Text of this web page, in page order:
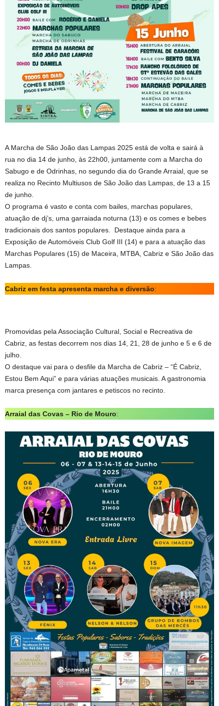
A Marcha de São João das Lampas 2025 está de volta e sairá à
rua no dia 14 de junho, às 22h00, juntamente com a Marcha do
Sabugo e de Odrinhas, no segundo dia do Grande Arraial, que se
realiza no Recinto Multiusos de São João das Lampas, de 13 a 15
de junho.
O programa é vasto e conta com bailes, marchas populares,
atuação de dj’s, uma garraiada noturna (13) e os comes e bebes
tradicionais dos santos populares. Destaque ainda para a
Exposição de Automóveis Club Golf III (14) e para a atuação das
Marchas Populares (15) de Maceira, MTBA, Cabriz e São João das
Lampas.
Cabriz em festa apresenta marcha e diversão:
Promovidas pela Associação Cultural, Social e Recreativa de
Cabriz, as festas decorrem nos dias 14, 21, 28 de junho e 5 e 6 de
julho.
O destaque vai para o desfile da Marcha de Cabriz – “É Cabriz,
Estou Bem Aqui” e para várias atuações musicais. A gastronomia
marca presença com jantares e petiscos no recinto.
Arraial das Covas – Rio de Mouro: